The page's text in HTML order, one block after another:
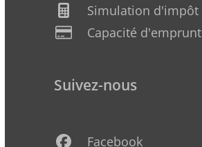
Simulation d'impôt
Capacité d'emprunt
Suivez-nous
Facebook